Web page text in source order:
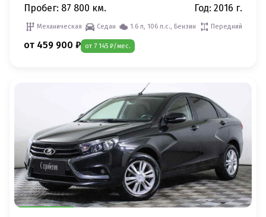
Пробег: 87 800 км. Год: 2016 г.
Механическая Седан 1.6 л, 106 л.с., Бензин Передний
от 459 900 ₽ от 7 145 ₽/мес.